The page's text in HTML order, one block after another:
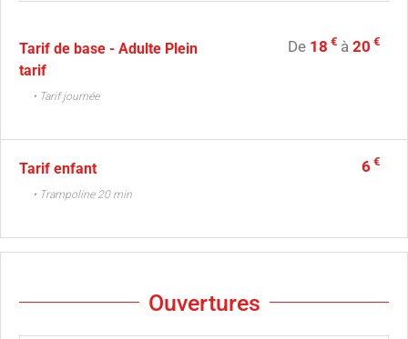
Tarif de base - Adulte Plein
tarif
De 18 € à 20 €
• Tarif journée
Tarif enfant 6 €
• Trampoline 20 min
Ouvertures